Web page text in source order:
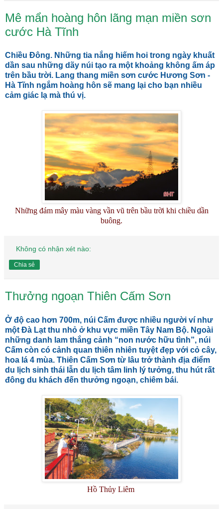
Mê mẩn hoàng hôn lãng mạn miền sơn
cước Hà Tĩnh
Chiều Đông. Những tia nắng hiếm hoi trong ngày khuất
dần sau những dãy núi tạo ra một khoảng không ấm áp
trên bầu trời. Lang thang miền sơn cước Hương Sơn -
Hà Tĩnh ngắm hoàng hôn sẽ mang lại cho bạn nhiều
cảm giác lạ mà thú vị.
Những đám mây màu vàng vần vũ trên bầu trời khi chiều dần
buông.
Không có nhận xét nào:
Chia sẻ
Thưởng ngoạn Thiên Cấm Sơn
Ở độ cao hơn 700m, núi Cấm được nhiều người ví như
một Đà Lạt thu nhỏ ở khu vực miền Tây Nam Bộ. Ngoài
những danh lam thắng cảnh “non nước hữu tình”, núi
Cấm còn có cảnh quan thiên nhiên tuyệt đẹp với cỏ cây,
hoa lá 4 mùa. Thiên Cấm Sơn từ lâu trở thành địa điểm
du lịch sinh thái lẫn du lịch tâm linh lý tưởng, thu hút rất
đông du khách đến thưởng ngoạn, chiêm bái.
Hồ Thủy Liêm